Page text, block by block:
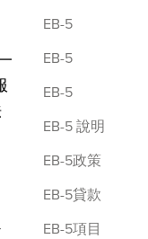
EB-5
EB-5
EB-5
EB-5 說明
EB-5政策
EB-5貸款
EB-5項目